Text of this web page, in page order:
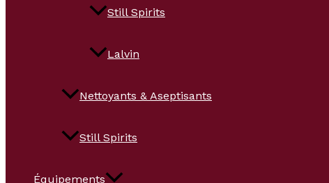
Still Spirits
Lalvin
Nettoyants & Aseptisants
Still Spirits
Équipements